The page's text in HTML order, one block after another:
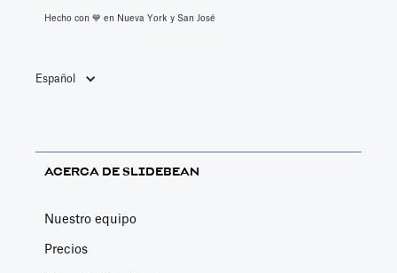
Hecho con 💙️ en Nueva York y San José
Español
ACERCA DE SLIDEBEAN
Nuestro equipo
Precios